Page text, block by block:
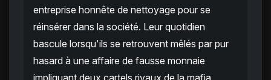
entreprise honnête de nettoyage pour se
réinsérer dans la société. Leur quotidien
bascule lorsqu'ils se retrouvent mêlés par pur
hasard à une affaire de fausse monnaie